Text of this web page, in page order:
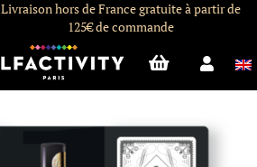
Livraison hors de France gratuite à partir de
125€ de commande